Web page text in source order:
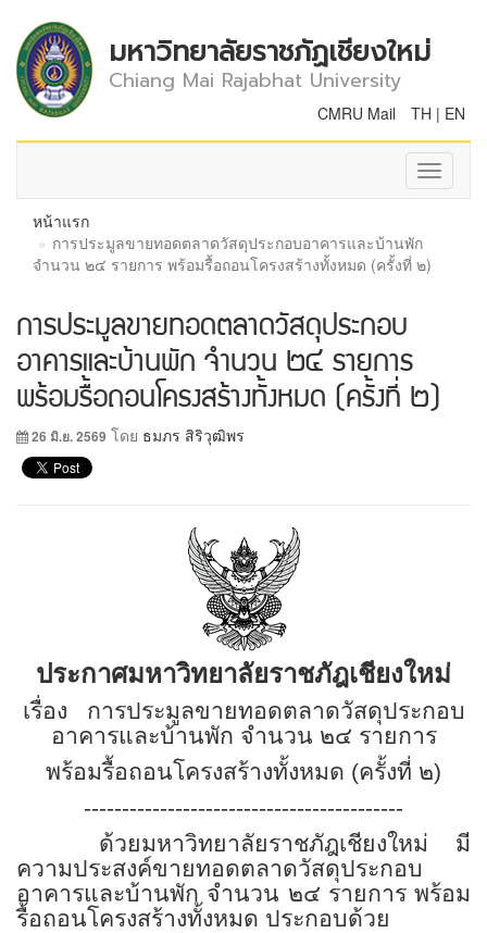
มหาวิทยาลัยราชภัฏเชียงใหม่
Chiang Mai Rajabhat University
CMRU Mail TH | EN
Toggle
หน้าแรก
การประมูลขายทอดตลาดวัสดุประกอบอาคารและบ้านพัก
จำนวน ๒๔ รายการ พร้อมรื้อถอนโครงสร้างทั้งหมด (ครั้งที่ ๒)
การประมูลขายทอดตลาดวัสดุประกอบ
อาคารและบ้านพัก จำนวน ๒๔ รายการ
พร้อมรื้อถอนโครงสร้างทั้งหมด (ครั้งที่ ๒)
26 มิ.ย. 2569 โดย ธมภร สิริวุฒิพร
ประกาศมหาวิทยาลัยราชภัฎเชียงใหม่
เรื่อง การประมูลขายทอดตลาดวัสดุประกอบ
อาคารและบ้านพัก จำนวน ๒๔ รายการ
พร้อมรื้อถอนโครงสร้างทั้งหมด (ครั้งที่ ๒)
------------------------------------------
ด้วยมหาวิทยาลัยราชภัฎเชียงใหม่ มี
ความประสงค์ขายทอดตลาดวัสดุประกอบ
อาคารและบ้านพัก จำนวน ๒๔ รายการ พร้อม
รื้อถอนโครงสร้างทั้งหมด ประกอบด้วย